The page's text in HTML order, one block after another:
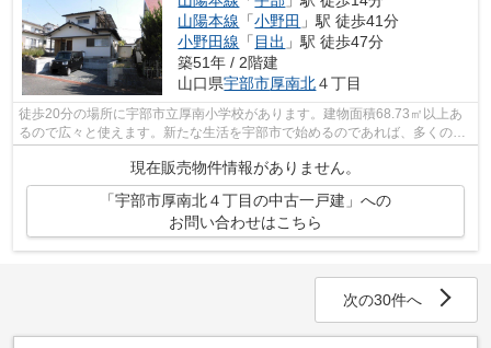
山陽本線 「小野田 」駅 徒歩41分
小野田線 「 目出 」駅 徒歩47分
築51年 / 2階建
山口県宇部市厚南北４丁目
徒歩20分の場所に宇部市立厚南小学校があります。建物面積68.73㎡以上あ
るので広々と使えます。新たな生活を宇部市で始めるのであれば、多くの不
動産情報を取り扱っている当社までご連...
現在販売物件情報がありません。
「宇部市厚南北４丁目の中古一戸建」への
お問い合わせはこちら
次の30件へ